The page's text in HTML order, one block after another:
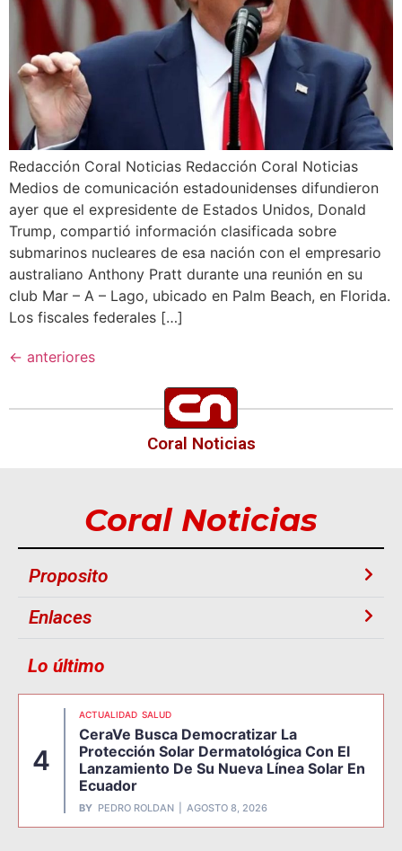
Redacción Coral Noticias Redacción Coral Noticias
Medios de comunicación estadounidenses difundieron
ayer que el expresidente de Estados Unidos, Donald
Trump, compartió información clasificada sobre
submarinos nucleares de esa nación con el empresario
australiano Anthony Pratt durante una reunión en su
club Mar – A – Lago, ubicado en Palm Beach, en Florida.
Los fiscales federales […]
← anteriores
Coral Noticias
Coral Noticias
Proposito
Enlaces
Lo último
4
ACTUALIDAD SALUD
CeraVe Busca Democratizar La
Protección Solar Dermatológica Con El
Lanzamiento De Su Nueva Línea Solar En
Ecuador
BY PEDRO ROLDAN AGOSTO 8, 2026